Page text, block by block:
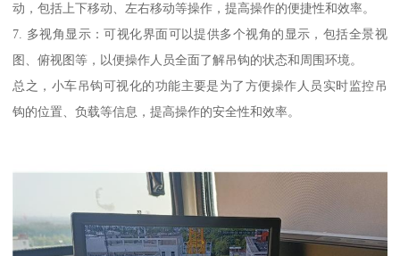
动，包括上下移动、左右移动等操作，提高操作的便捷性和效率。
7. 多视角显示：可视化界面可以提供多个视角的显示，包括全景视
图、俯视图等，以便操作人员全面了解吊钩的状态和周围环境。
总之，小车吊钩可视化的功能主要是为了方便操作人员实时监控吊
钩的位置、负载等信息，提高操作的安全性和效率。